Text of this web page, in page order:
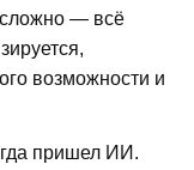
сложно — всё
возможности и
пришел ИИ.